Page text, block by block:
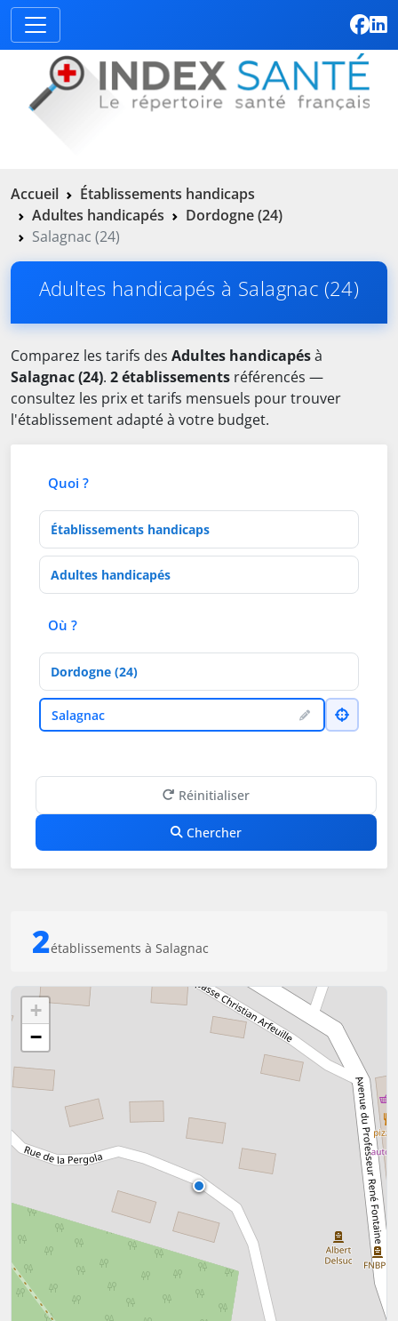
Accueil
Établissements handicaps
Adultes handicapés
Dordogne (24)
Salagnac (24)
Adultes handicapés à Salagnac (24)
Comparez les tarifs des Adultes handicapésà
Salagnac (24). 2 établissements référencés —
consultez les prix et tarifs mensuels pour trouver
l'établissement adapté à votre budget.
Quoi ?
Type d'établissement
Activités de soins
Où ?
Département
VilleSalagnac
Réinitialiser
Chercher
2établissements à Salagnac
+
−